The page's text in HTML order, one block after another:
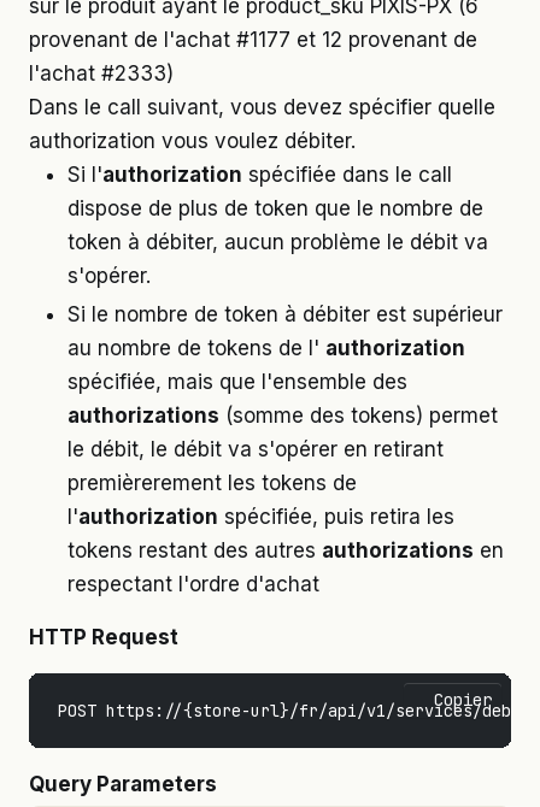
sur le produit ayant le product_sku PIXIS-PX (6
provenant de l'achat #1177 et 12 provenant de
l'achat #2333)
Dans le call suivant, vous devez spécifier quelle
authorization vous voulez débiter.
Si l'authorization spécifiée dans le call
dispose de plus de token que le nombre de
token à débiter, aucun problème le débit va
s'opérer.
Si le nombre de token à débiter est supérieur
au nombre de tokens de l' authorization
spécifiée, mais que l'ensemble des
authorizations (somme des tokens) permet
le débit, le débit va s'opérer en retirant
premièrerement les tokens de
l'authorization spécifiée, puis retira les
tokens restant des autres authorizations en
respectant l'ordre d'achat
HTTP Request
Copier
Query Parameters